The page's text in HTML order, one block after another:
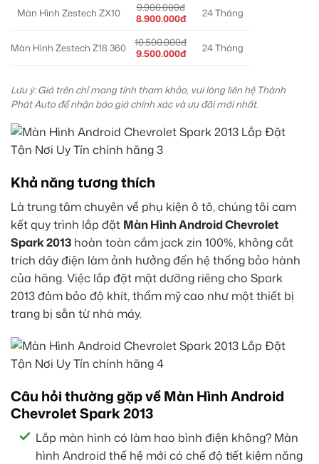
Màn Hình Zestech ZX10
9.900.000đ
8.900.000đ
24 Tháng
Màn Hình Zestech Z18 360
10.500.000đ
9.500.000đ
24 Tháng
Lưu ý: Giá trên chỉ mang tính tham khảo, vui lòng liên hệ Thành
Phát Auto để nhận báo giá chính xác và ưu đãi mới nhất.
Khả năng tương thích
Là trung tâm chuyên về phụ kiện ô tô, chúng tôi cam
kết quy trình lắp đặt Màn Hình Android Chevrolet
Spark 2013 hoàn toàn cắm jack zin 100%, không cắt
trích dây điện làm ảnh hưởng đến hệ thống bảo hành
của hãng. Việc lắp đặt mặt dưỡng riêng cho Spark
2013 đảm bảo độ khít, thẩm mỹ cao như một thiết bị
trang bị sẵn từ nhà máy.
Câu hỏi thường gặp về Màn Hình Android
Chevrolet Spark 2013
Lắp màn hình có làm hao bình điện không? Màn
hình Android thế hệ mới có chế độ tiết kiệm năng